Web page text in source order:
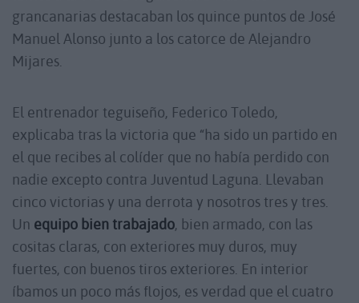
grancanarias destacaban los quince puntos de José
Manuel Alonso junto a los catorce de Alejandro
Mijares.
El entrenador teguiseño, Federico Toledo,
explicaba tras la victoria que “ha sido un partido en
el que recibes al colíder que no había perdido con
nadie excepto contra Juventud Laguna. Llevaban
cinco victorias y una derrota y nosotros tres y tres.
Un equipo bien trabajado, bien armado, con las
cositas claras, con exteriores muy duros, muy
fuertes, con buenos tiros exteriores. En interior
íbamos un poco más flojos, es verdad que el cuatro